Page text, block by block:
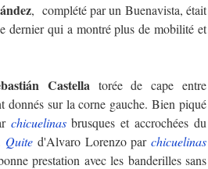
, complété par un Buenavista, était
dernier qui a montré plus de mobilité et
Castella torée de cape entre
donnés sur la corne gauche. Bien piqué
chicuelinasbrusques et accrochées du
Quite d'Alvaro Lorenzo par chicuelinas
prestation avec les banderilles sans